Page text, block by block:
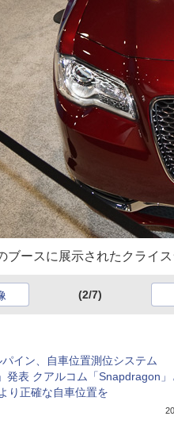
ブースに展示されたクライス
(2/7)
イン、自車位置測位システム
発表 クアルコム「Snapdragon」
り正確な自車位置を